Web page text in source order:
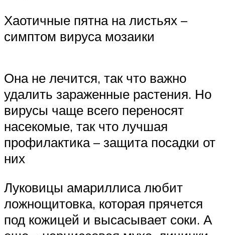
Хаотичные пятна на листьях –
симптом вируса мозаики
Она не лечится, так что важно
удалить зараженные растения. Но
вирусы чаще всего переносят
насекомые, так что лучшая
профилактика – защита посадки от
них
Луковицы амариллиса любит
ложнощитовка, которая прячется
под кожицей и высасывает соки. А